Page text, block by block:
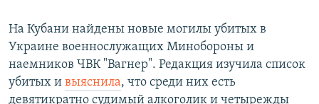
На Кубани найдены новые могилы убитых в
Украине военнослужащих Минобороны и
наемников ЧВК "Вагнер". Редакция изучила список
убитых и выяснила, что среди них есть
девятикратно судимый алкоголик и четырежды